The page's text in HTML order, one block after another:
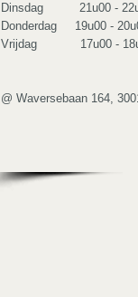
Dinsdag 21u00 -
Donderdag 19u00 -
Vrijdag 17u00 -
@ Waversebaan 164,